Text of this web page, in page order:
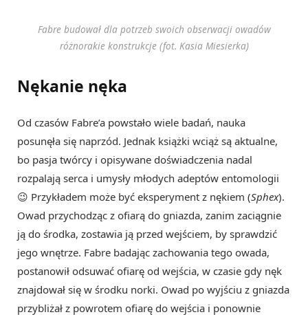
Fabre budował dla potrzeb swoich obserwacji owadów
różnorakie konstrukcje (fot. Kasia Miesierka)
Nękanie nęka
Od czasów Fabre’a powstało wiele badań, nauka
posunęła się naprzód. Jednak książki wciąż są aktualne,
bo pasja twórcy i opisywane doświadczenia nadal
rozpalają serca i umysły młodych adeptów entomologii
😉 Przykładem może być eksperyment z nękiem (Sphex).
Owad przychodząc z ofiarą do gniazda, zanim zaciągnie
ją do środka, zostawia ją przed wejściem, by sprawdzić
jego wnętrze. Fabre badając zachowania tego owada,
postanowił odsuwać ofiarę od wejścia, w czasie gdy nęk
znajdował się w środku norki. Owad po wyjściu z gniazda
przybliżał z powrotem ofiarę do wejścia i ponownie